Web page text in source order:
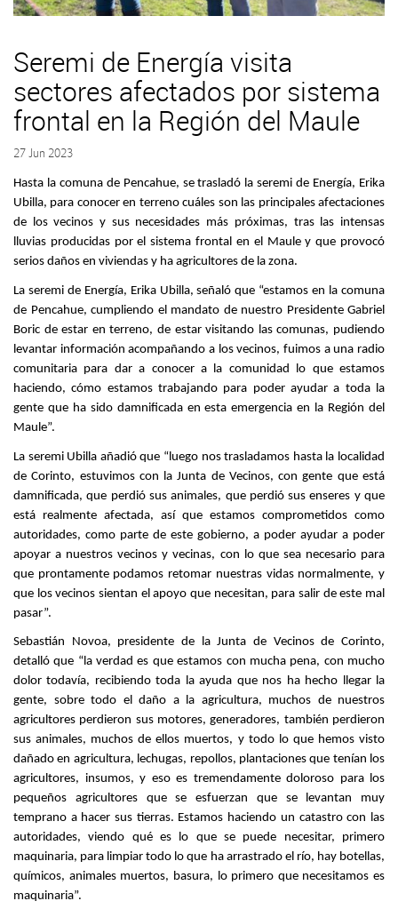
Seremi de Energía visita
sectores afectados por sistema
frontal en la Región del Maule
27 Jun 2023
Hasta la comuna de Pencahue, se trasladó la seremi de Energía, Erika
Ubilla, para conocer en terreno cuáles son las principales afectaciones
de los vecinos y sus necesidades más próximas, tras las intensas
lluvias producidas por el sistema frontal en el Maule y que provocó
serios daños en viviendas y ha agricultores de la zona.
La seremi de Energía, Erika Ubilla, señaló que “estamos en la comuna
de Pencahue, cumpliendo el mandato de nuestro Presidente Gabriel
Boric de estar en terreno, de estar visitando las comunas, pudiendo
levantar información acompañando a los vecinos, fuimos a una radio
comunitaria para dar a conocer a la comunidad lo que estamos
haciendo, cómo estamos trabajando para poder ayudar a toda la
gente que ha sido damnificada en esta emergencia en la Región del
Maule”.
La seremi Ubilla añadió que “luego nos trasladamos hasta la localidad
de Corinto, estuvimos con la Junta de Vecinos, con gente que está
damnificada, que perdió sus animales, que perdió sus enseres y que
está realmente afectada, así que estamos comprometidos como
autoridades, como parte de este gobierno, a poder ayudar a poder
apoyar a nuestros vecinos y vecinas, con lo que sea necesario para
que prontamente podamos retomar nuestras vidas normalmente, y
que los vecinos sientan el apoyo que necesitan, para salir de este mal
pasar”.
Sebastián Novoa, presidente de la Junta de Vecinos de Corinto,
detalló que “la verdad es que estamos con mucha pena, con mucho
dolor todavía, recibiendo toda la ayuda que nos ha hecho llegar la
gente, sobre todo el daño a la agricultura, muchos de nuestros
agricultores perdieron sus motores, generadores, también perdieron
sus animales, muchos de ellos muertos, y todo lo que hemos visto
dañado en agricultura, lechugas, repollos, plantaciones que tenían los
agricultores, insumos, y eso es tremendamente doloroso para los
pequeños agricultores que se esfuerzan que se levantan muy
temprano a hacer sus tierras. Estamos haciendo un catastro con las
autoridades, viendo qué es lo que se puede necesitar, primero
maquinaria, para limpiar todo lo que ha arrastrado el río, hay botellas,
químicos, animales muertos, basura, lo primero que necesitamos es
maquinaria”.